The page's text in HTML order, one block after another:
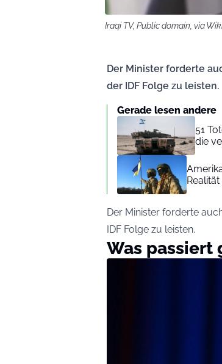
Iraqi TV, Public domain, via
Der Minister forderte
der IDF Folge zu leisten.
Gerade lesen andere
51
die
Der Minister forderte
IDF Folge zu leisten.
Was passiert